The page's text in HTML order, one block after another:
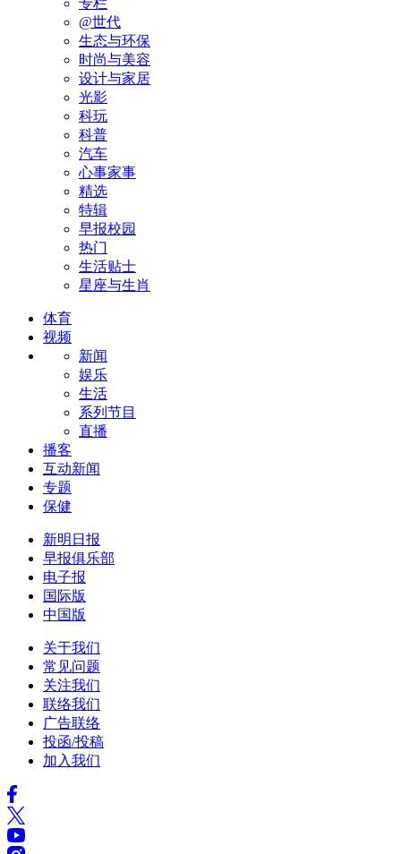
专栏
@世代
生态与环保
时尚与美容
设计与家居
光影
科玩
科普
汽车
心事家事
精选
特辑
早报校园
热门
生活贴士
星座与生肖
体育
视频
新闻
娱乐
生活
系列节目
直播
播客
互动新闻
专题
保健
新明日报
早报俱乐部
电子报
国际版
中国版
关于我们
常见问题
关注我们
联络我们
广告联络
投函/投稿
加入我们